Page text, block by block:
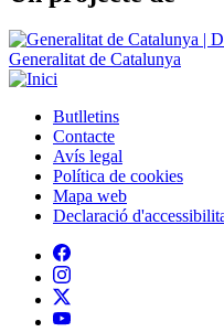
Peu
Butlletins
Contacte
Avís legal
Política de cookies
Mapa web
Declaració d'accessibilitat